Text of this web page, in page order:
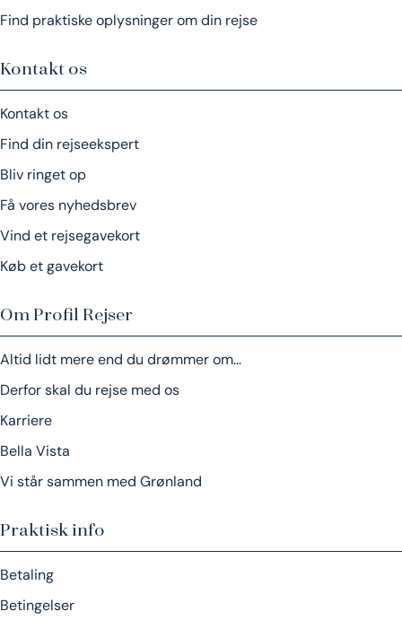
Find praktiske oplysninger om din rejse
Kontakt os
Kontakt os
Find din rejseekspert
Bliv ringet op
Få vores nyhedsbrev
Vind et rejsegavekort
Køb et gavekort
Om Profil Rejser
Altid lidt mere end du drømmer om…
Derfor skal du rejse med os
Karriere
Bella Vista
Vi står sammen med Grønland
Praktisk info
Betaling
Betingelser